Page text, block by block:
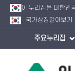
이 누리집은 대한민
국가상징 알아보기
주요누리집